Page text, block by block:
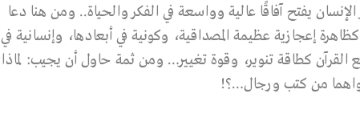
يفتح آفاقًا عالية وواسعة في الفكر والحياة.. ومن هنا دعا
إعجازية عظيمة المصداقية، وكونية في أبعادها، وإنسانية في
القرآن كطاقة تنوير، وقوة تغيير… ومن ثمة حاول أن يجيب: لماذا
من كتب ورجال…؟!